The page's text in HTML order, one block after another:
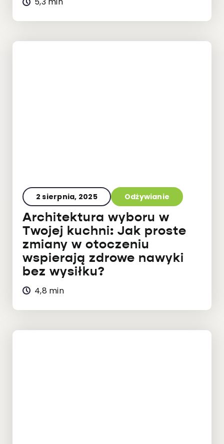
2 sierpnia, 2025 Odżywianie
Architektura wyboru w
Twojej kuchni: Jak proste
zmiany w otoczeniu
wspierają zdrowe nawyki
bez wysiłku?
4,8 min